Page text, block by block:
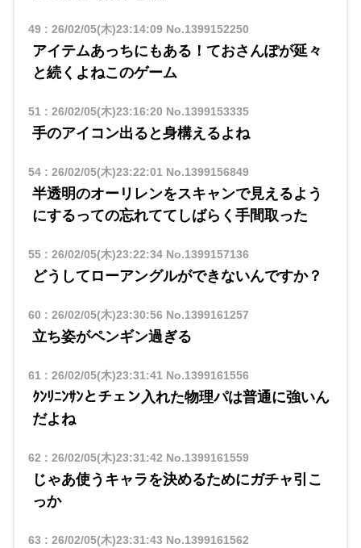
49: 26/02/05(木)23:14:09No.1399152250
アイテムあっちにもある！ておさんぽが延々
と続くよねこのゲーム
51 : 26/02/05(木)23:16:20 No.1399153335
手のアイコン出ると身構えるよね
54: 26/02/05(木)23:22:01 No.1399156849
半透明のオーリレンをスキャンで見えるよう
にするっての忘れててしばらく手間取った
55: 26/02/05(木)23:22:34No.1399157136
どうしてローアングルができないんですか？
60 : 26/02/05(木)23:30:56 No.1399161257
立ち姿がペンギン過ぎる
61 : 26/02/05(木)23:31:41 No.1399161556
ｸﾝﾘﾆﾝｻﾝとチェン入れた物理パは普通に強いん
だよね
62 : 26/02/05(木)23:31:42 No.1399161559
じゃあ使うキャラを決めるためにガチャ引こ
っか
63 : 26/02/05(木)23:31:43 No.1399161562